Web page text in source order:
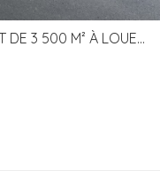
BEAU BÂTIMENT INDUSTRIEL RÉCENT DE 3 500 M² À LOUER OU VENDRE PROCHE PÉRIGUEUX (24)